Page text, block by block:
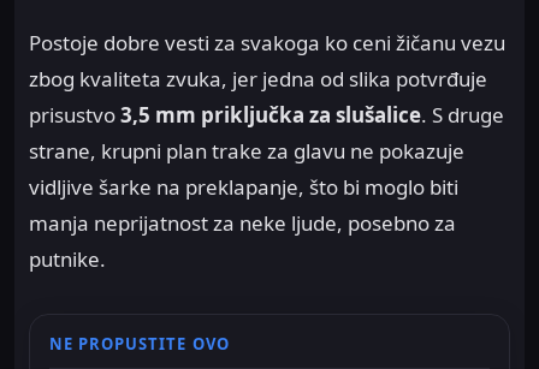
Postoje dobre vesti za svakoga ko ceni žičanu vezu
zbog kvaliteta zvuka, jer jedna od slika potvrđuje
prisustvo3,5 mm priključka za slušalice. S druge
strane, krupni plan trake za glavu ne pokazuje
vidljive šarke na preklapanje, što bi moglo biti
manja neprijatnost za neke ljude, posebno za
putnike.
NE PROPUSTITE OVO